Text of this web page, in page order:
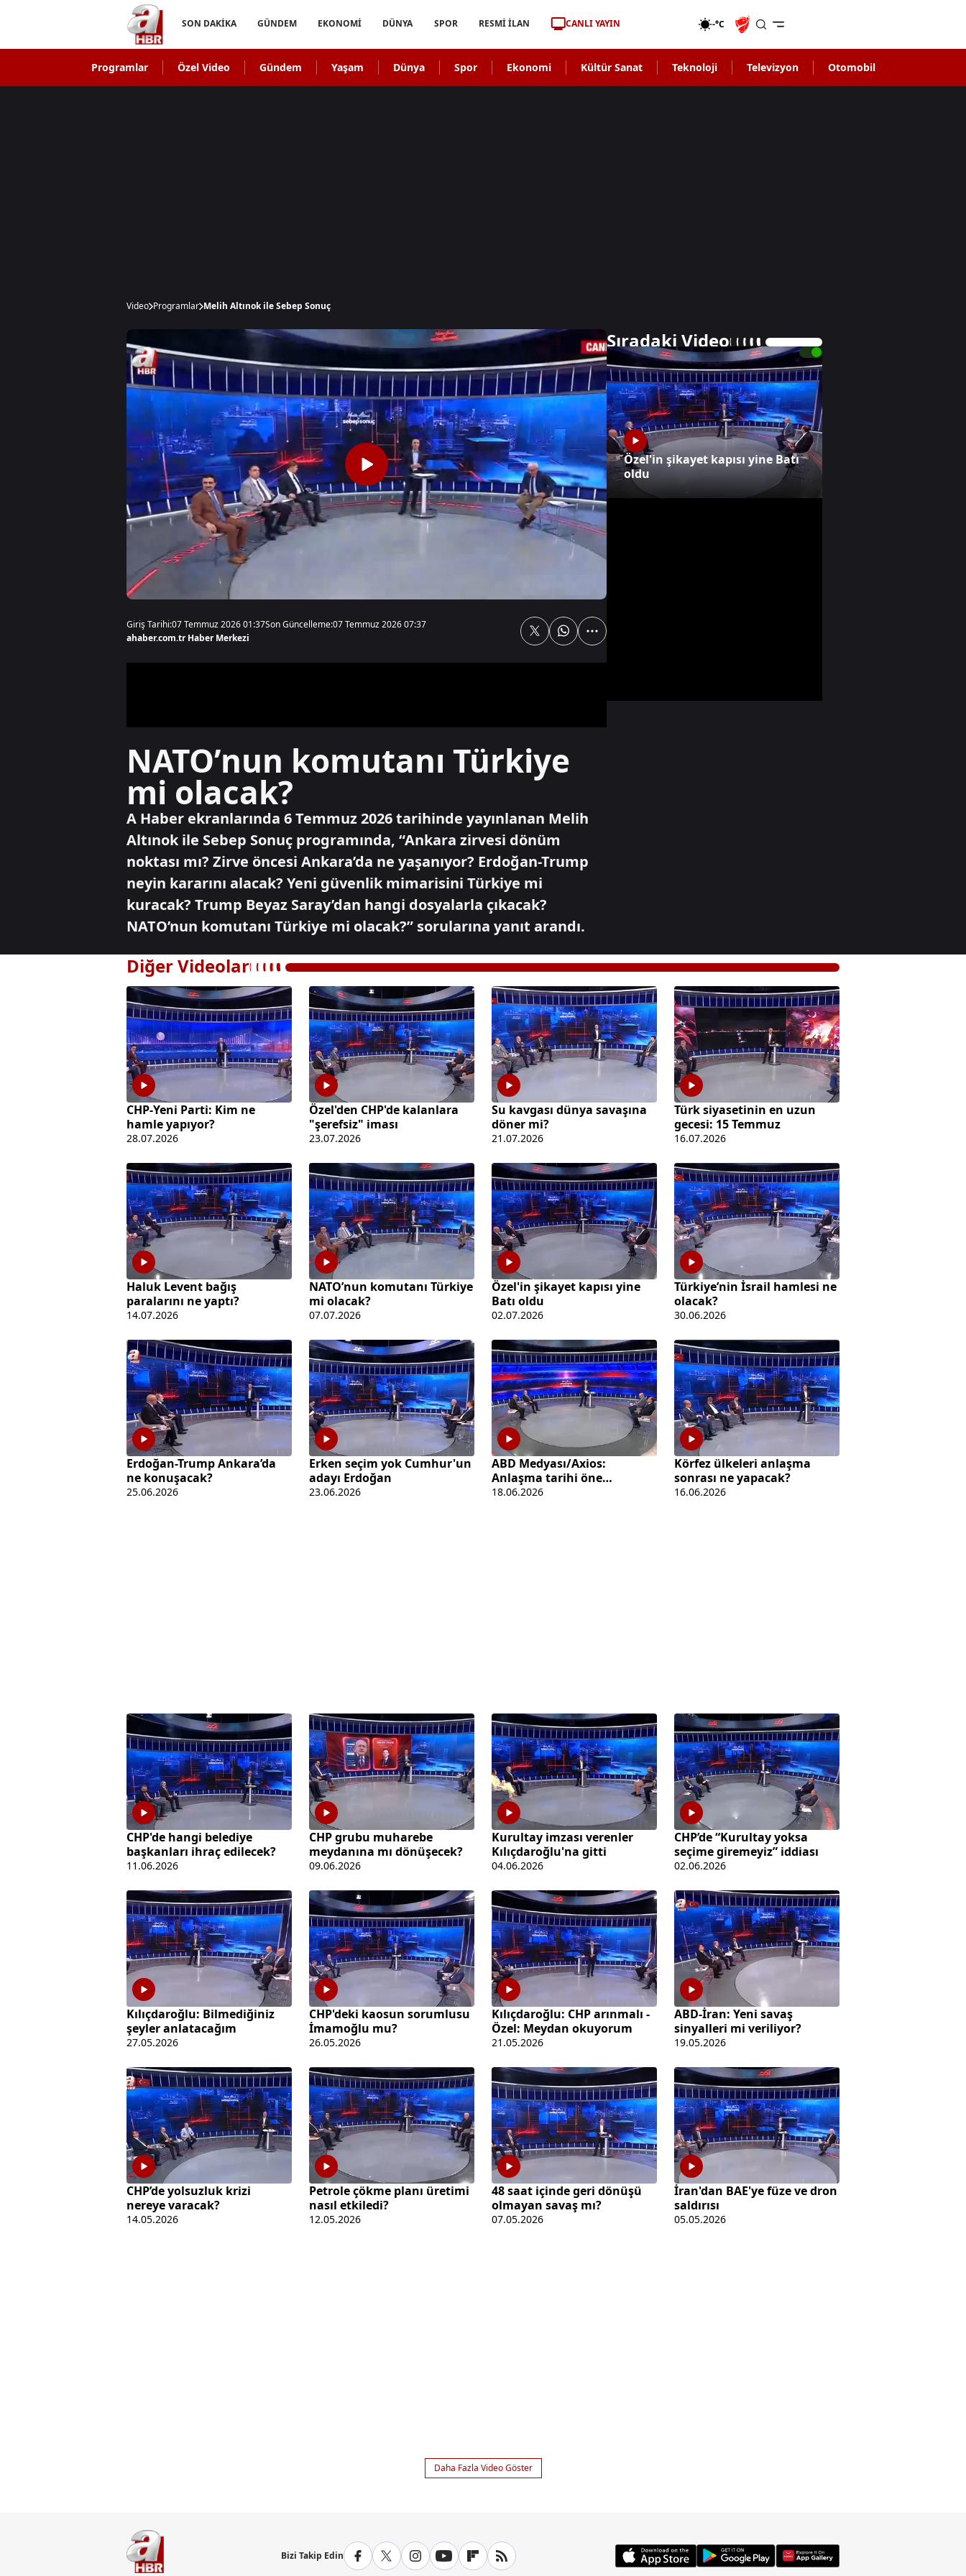
SON DAKİKA GÜNDEM EKONOMİ DÜNYA SPOR RESMİ İLAN CANLI YAYIN -°C
Programlar Özel Video Gündem Yaşam Dünya Spor Ekonomi Kültür Sanat Teknoloji Televizyon Otomobil
Video Programlar Melih Altınok ile Sebep Sonuç
Giriş Tarihi:07 Temmuz 2026 01:37Son Güncelleme:07 Temmuz 2026 07:37
ahaber.com.tr Haber Merkezi
NATO’nun komutanı Türkiye
mi olacak?
A Haber ekranlarında 6 Temmuz 2026 tarihinde yayınlanan Melih
Altınok ile Sebep Sonuç programında, “Ankara zirvesi dönüm
noktası mı? Zirve öncesi Ankara’da ne yaşanıyor? Erdoğan-Trump
neyin kararını alacak? Yeni güvenlik mimarisini Türkiye mi
kuracak? Trump Beyaz Saray’dan hangi dosyalarla çıkacak?
NATO’nun komutanı Türkiye mi olacak?” sorularına yanıt arandı.
Sıradaki Video
Sonraki videoyu oynat
Özel'in şikayet kapısı yine Batı
oldu
Diğer Videolar
CHP-Yeni Parti: Kim ne
hamle yapıyor?
28.07.2026
Özel'den CHP'de kalanlara
"şerefsiz" iması
23.07.2026
Su kavgası dünya savaşına
döner mi?
21.07.2026
Türk siyasetinin en uzun
gecesi: 15 Temmuz
16.07.2026
Haluk Levent bağış
paralarını ne yaptı?
14.07.2026
NATO’nun komutanı Türkiye
mi olacak?
07.07.2026
Özel'in şikayet kapısı yine
Batı oldu
02.07.2026
Türkiye’nin İsrail hamlesi ne
olacak?
30.06.2026
Erdoğan-Trump Ankara’da
ne konuşacak?
25.06.2026
Erken seçim yok Cumhur'un
adayı Erdoğan
23.06.2026
ABD Medyası/Axios:
Anlaşma tarihi öne
çekilecek
18.06.2026
Körfez ülkeleri anlaşma
sonrası ne yapacak?
16.06.2026
CHP'de hangi belediye
başkanları ihraç edilecek?
11.06.2026
CHP grubu muharebe
meydanına mı dönüşecek?
09.06.2026
Kurultay imzası verenler
Kılıçdaroğlu'na gitti
04.06.2026
CHP’de “Kurultay yoksa
seçime giremeyiz” iddiası
02.06.2026
Kılıçdaroğlu: Bilmediğiniz
şeyler anlatacağım
27.05.2026
CHP'deki kaosun sorumlusu
İmamoğlu mu?
26.05.2026
Kılıçdaroğlu: CHP arınmalı -
Özel: Meydan okuyorum
21.05.2026
ABD-İran: Yeni savaş
sinyalleri mi veriliyor?
19.05.2026
CHP’de yolsuzluk krizi
nereye varacak?
14.05.2026
Petrole çökme planı üretimi
nasıl etkiledi?
12.05.2026
48 saat içinde geri dönüşü
olmayan savaş mı?
07.05.2026
İran'dan BAE'ye füze ve dron
saldırısı
05.05.2026
Daha Fazla Video Göster
Bizi Takip Edin